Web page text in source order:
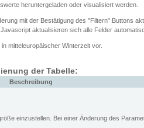
heruntergeladen oder visualisiert werden.
mit der Bestätigung des "Filtern" Buttons
aktualisieren sich alle Felder
mitteleuropäischer Winterzeit vor.
der Tabelle:
Beschreibung
einzustellen. Bei einer Änderung des